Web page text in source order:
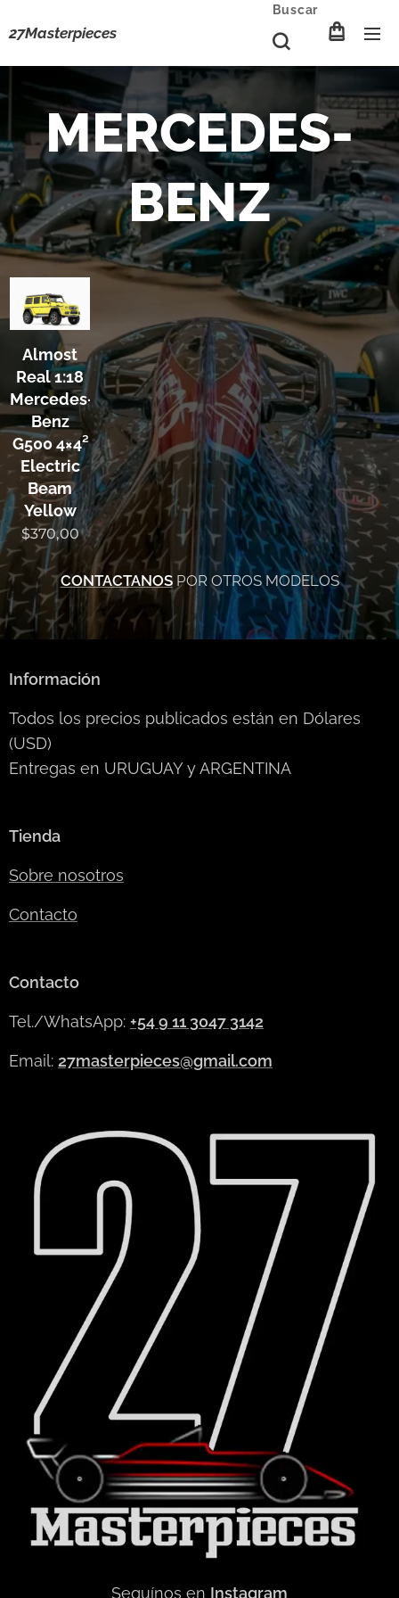
27Masterpieces
Buscar
MERCEDES-
BENZ
Almost
Real 1:18
Mercedes-
Benz
G500 4×4²
Electric
Beam
Yellow
$370,00
CONTACTANOSPOR OTROS MODELOS
Información
Todos los precios publicados están en Dólares
(USD)
Entregas en URUGUAY y ARGENTINA
Tienda
Sobre nosotros
Contacto
Contacto
Tel./WhatsApp: +54 9 11 3047 3142
Email: 27masterpieces@gmail.com
Seguínos en Instagram